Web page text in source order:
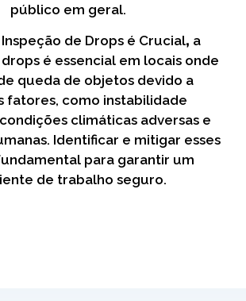
público em geral.
de Drops é Crucial, a
é essencial em locais onde
queda de objetos devido a
fatores, como instabilidade
climáticas adversas e
Identificar e mitigar esses
para garantir um
de trabalho seguro.